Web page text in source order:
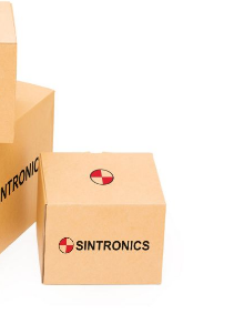
o sustitución
del propio